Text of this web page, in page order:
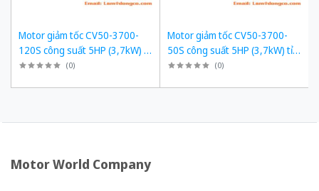
Motor giảm tốc CV50-3700-
120S công suất 5HP (3,7kW) tỉ
số truyền 1/120
(0)
Motor giảm tốc CV50-3700-
50S công suất 5HP (3,7kW) tỉ
số truyền 1/50
(0)
Motor World Company